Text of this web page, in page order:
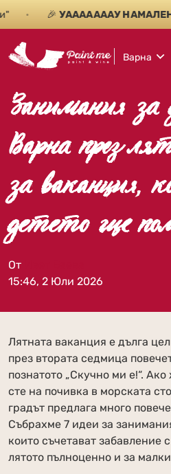
УАААААААУ
Варна
Занимания за
Варна през
за ваканция,
детето ще
От
15:46, 2 Юли 2026
Лятната ваканция е дълга
през втората седмица
познатото „Скучно ми е!“.
сте на почивка в морската
градът предлага много
Събрахме 7 идеи за
които съчетават забавление
лятото пълноценно и за